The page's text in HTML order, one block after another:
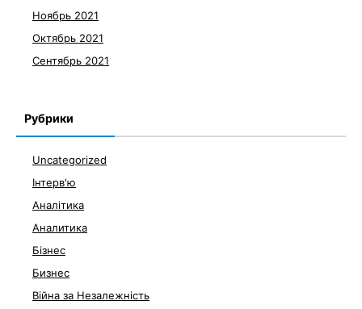
Ноябрь 2021
Октябрь 2021
Сентябрь 2021
Рубрики
Uncategorized
Інтерв'ю
Аналітика
Аналитика
Бізнес
Бизнес
Війна за Незалежність